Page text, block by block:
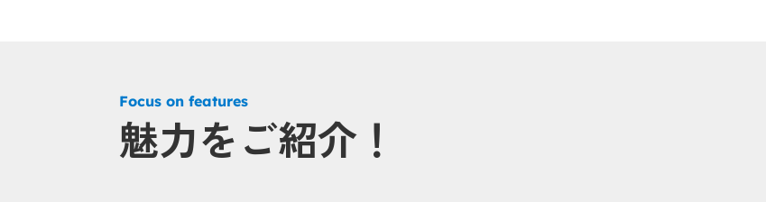
Focus on features
魅力をご紹介！